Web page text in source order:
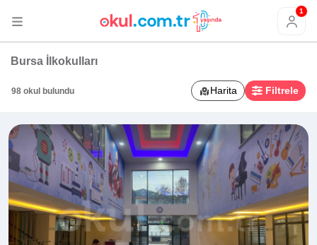
1
Bursa İlkokulları
98 okul bulundu Harita Filtrele